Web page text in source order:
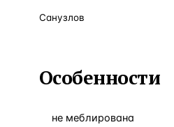
Санузлов
Особенности
не меблирована